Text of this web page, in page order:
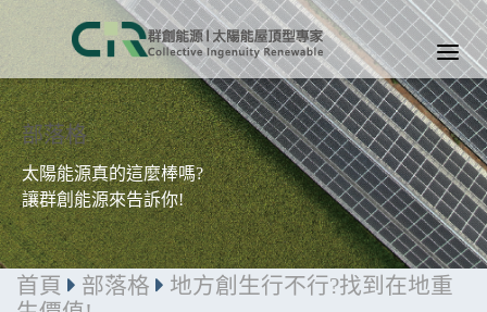
部落格
太陽能源真的這麼棒嗎?
讓群創能源來告訴你!
首頁 部落格
地方創生行不行?找到在地重